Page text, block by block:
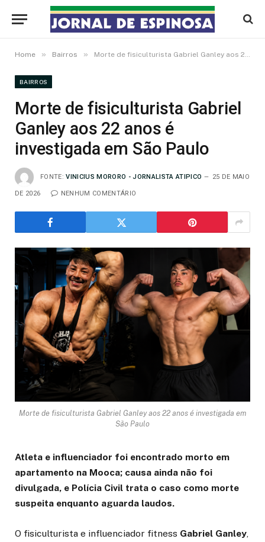
Home » Bairros » Morte de fisiculturista Gabriel Ganley aos 22 anos é investigada em São Paulo
BAIRROS
Morte de fisiculturista Gabriel
Ganley aos 22 anos é
investigada em São Paulo
FONTE: VINICIUS MORORO - JORNALISTA ATIPICO 25 DE MAIO
DE 2026 NENHUM COMENTÁRIO
Morte de fisiculturista Gabriel Ganley aos 22 anos é investigada em
São Paulo
Atleta e influenciador foi encontrado morto em
apartamento na Mooca; causa ainda não foi
divulgada, e Polícia Civil trata o caso como morte
suspeita enquanto aguarda laudos.
O fisiculturista e influenciador fitness Gabriel Ganley